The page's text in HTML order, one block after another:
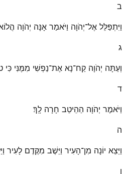
ב
וַיִּתְפַּלֵּל אֶל־יְהֹוָה וַיֹּאמַר אָנָּה יְהֹוָה
ג
וְעַתָּה יְהֹוָה קַח־נָא אֶת־נַפְשִׁי מִמֶּנִּי כִּי
ד
וַיֹּאמֶר יְהֹוָה הַהֵיטֵב חָרָה לָֽךְ׃
ה
וַיֵּצֵא יוֹנָה מִן־הָעִיר וַיֵּשֶׁב מִקֶּדֶם
ו